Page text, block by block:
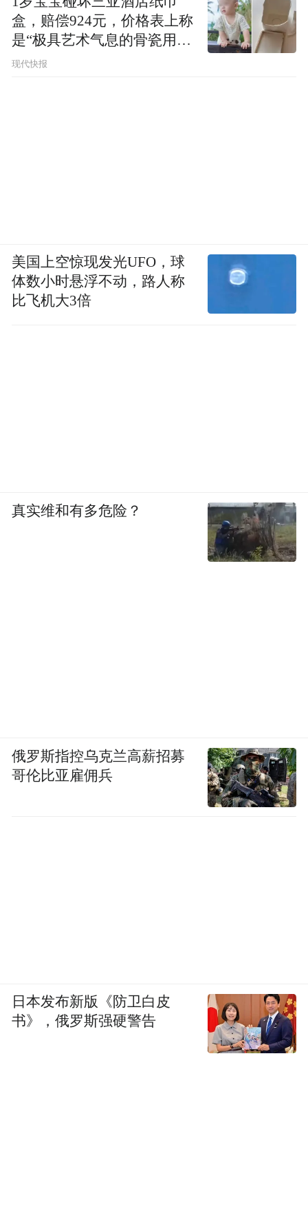
盒，赔偿924元，价格表上称
是“极具艺术气息的骨瓷用
品”
现代快报
美国上空惊现发光UFO，球
体数小时悬浮不动，路人称
比飞机大3倍
真实维和有多危险？
俄罗斯指控乌克兰高薪招募
哥伦比亚雇佣兵
日本发布新版《防卫白皮
书》，俄罗斯强硬警告